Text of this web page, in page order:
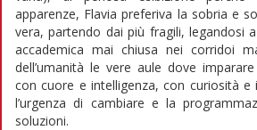
apparenze, Flavia preferiva la sobria e
vera, partendo dai più fragili, legandosi
accademica mai chiusa nei corridoi
dell’umanità le vere aule dove
con cuore e intelligenza, con curiosità e
l’urgenza di cambiare e la
soluzioni.